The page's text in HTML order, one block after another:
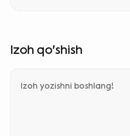
Izoh qo‘shish